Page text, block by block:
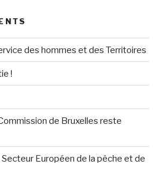
des hommes et des Territoires
!
de Bruxelles reste
Européen de la pêche et de